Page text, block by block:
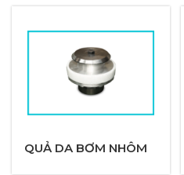
QUẢ DA BƠM NHÔM